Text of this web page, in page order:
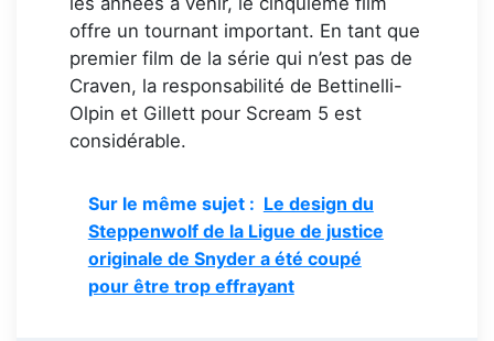
offre un tournant important. En tant que
premier film de la série qui n’est pas de
Craven, la responsabilité de Bettinelli-
Olpin et Gillett pour Scream 5 est
considérable.
Sur le même sujet : Le design du
Steppenwolf de la Ligue de justice
originale de Snyder a été coupé
pour être trop effrayant